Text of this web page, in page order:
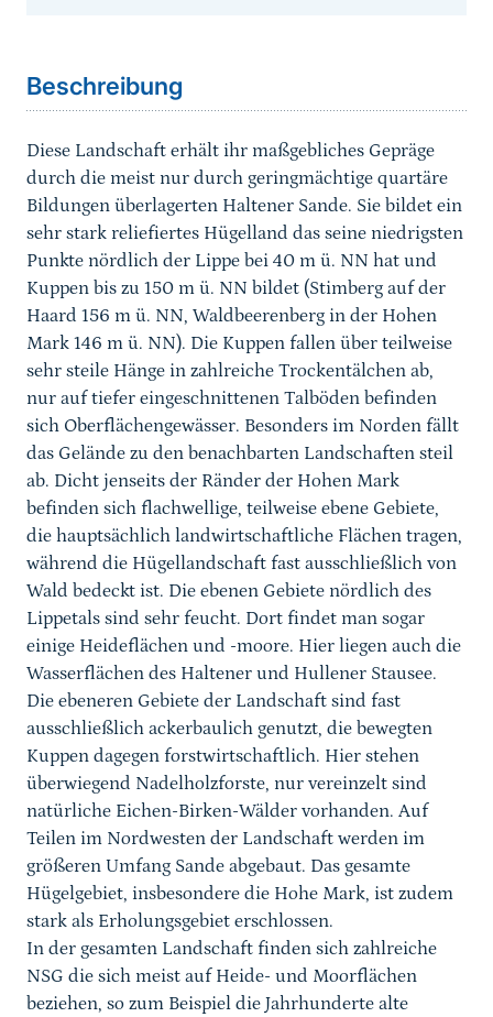
Beschreibung
Diese Landschaft erhält ihr maßgebliches Gepräge
durch die meist nur durch geringmächtige quartäre
Bildungen überlagerten Haltener Sande. Sie bildet ein
sehr stark reliefiertes Hügelland das seine niedrigsten
Punkte nördlich der Lippe bei 40 m ü. NN hat und
Kuppen bis zu 150 m ü. NN bildet (Stimberg auf der
Haard 156 m ü. NN, Waldbeerenberg in der Hohen
Mark 146 m ü. NN). Die Kuppen fallen über teilweise
sehr steile Hänge in zahlreiche Trockentälchen ab,
nur auf tiefer eingeschnittenen Talböden befinden
sich Oberflächengewässer. Besonders im Norden fällt
das Gelände zu den benachbarten Landschaften steil
ab. Dicht jenseits der Ränder der Hohen Mark
befinden sich flachwellige, teilweise ebene Gebiete,
die hauptsächlich landwirtschaftliche Flächen tragen,
während die Hügellandschaft fast ausschließlich von
Wald bedeckt ist. Die ebenen Gebiete nördlich des
Lippetals sind sehr feucht. Dort findet man sogar
einige Heideflächen und -moore. Hier liegen auch die
Wasserflächen des Haltener und Hullener Stausee.
Die ebeneren Gebiete der Landschaft sind fast
ausschließlich ackerbaulich genutzt, die bewegten
Kuppen dagegen forstwirtschaftlich. Hier stehen
überwiegend Nadelholzforste, nur vereinzelt sind
natürliche Eichen-Birken-Wälder vorhanden. Auf
Teilen im Nordwesten der Landschaft werden im
größeren Umfang Sande abgebaut. Das gesamte
Hügelgebiet, insbesondere die Hohe Mark, ist zudem
stark als Erholungsgebiet erschlossen.
In der gesamten Landschaft finden sich zahlreiche
NSG die sich meist auf Heide- und Moorflächen
beziehen, so zum Beispiel die Jahrhunderte alte